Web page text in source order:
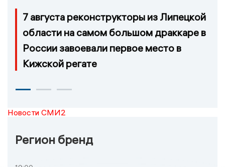
7 августа реконструкторы из Липецкой
области на самом большом драккаре в
России завоевали первое место в
Кижской регате
Новости СМИ2
Регион бренд